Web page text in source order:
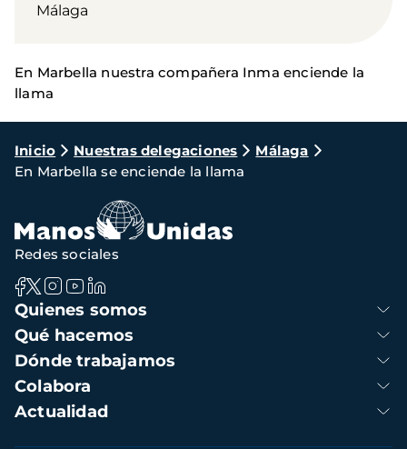
Málaga
En Marbella nuestra compañera Inma enciende la
llama
Ruta
de
navegación
Inicio Nuestras delegaciones
Málaga
En Marbella se enciende la llama
Navegación
principal
Quienes somos
Qué hacemos
Dónde trabajamos
Colabora
Actualidad
Redes sociales